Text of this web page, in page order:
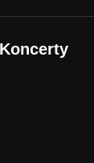
Koncerty